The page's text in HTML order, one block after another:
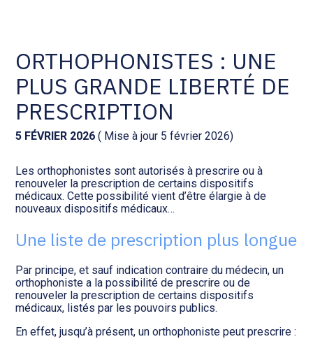
Social et ressources humaines
Assistance juridique
Audit légal
Gestion de patrimoine
Procédures collectives
Transition numérique
Tenue de votre comptabilité :
ACD
Facturation et pilotage :
Facturation et pilotage : MEG
WAIBI
Gérer vos ressources
humaines : SILAE
ORTHOPHONISTES : UNE
PLUS GRANDE LIBERTÉ DE
PRESCRIPTION
5 FÉVRIER 2026 ( Mise à jour 5 février 2026)
Les orthophonistes sont autorisés à prescrire ou à
renouveler la prescription de certains dispositifs
médicaux. Cette possibilité vient d’être élargie à de
nouveaux dispositifs médicaux…
Une liste de prescription plus longue
Par principe, et sauf indication contraire du médecin, un
orthophoniste a la possibilité de prescrire ou de
renouveler la prescription de certains dispositifs
médicaux, listés par les pouvoirs publics.
En effet, jusqu’à présent, un orthophoniste peut prescrire :